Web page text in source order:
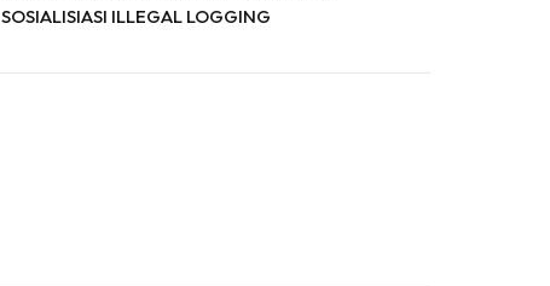
SOSIALISIASI ILLEGAL LOGGING